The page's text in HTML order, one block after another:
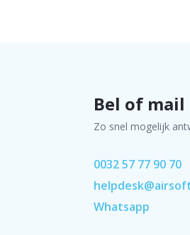
Bel of mail
Zo snel mogelijk
0032 57 77 90 70
Whatsapp